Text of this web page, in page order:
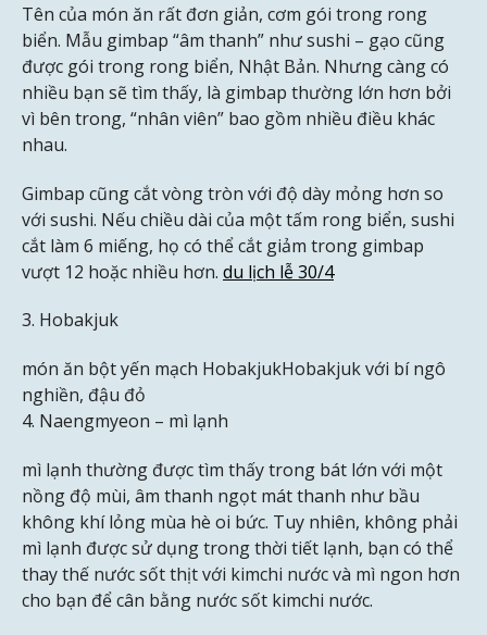
Tên của món ăn rất đơn giản, cơm gói trong rong
biển. Mẫu gimbap “âm thanh” như sushi – gạo cũng
được gói trong rong biển, Nhật Bản. Nhưng càng có
nhiều bạn sẽ tìm thấy, là gimbap thường lớn hơn bởi
vì bên trong, “nhân viên” bao gồm nhiều điều khác
nhau.
Gimbap cũng cắt vòng tròn với độ dày mỏng hơn so
với sushi. Nếu chiều dài của một tấm rong biển, sushi
cắt làm 6 miếng, họ có thể cắt giảm trong gimbap
vượt 12 hoặc nhiều hơn. du lịch lễ 30/4
3. Hobakjuk
món ăn bột yến mạch HobakjukHobakjuk với bí ngô
nghiền, đậu đỏ
4. Naengmyeon – mì lạnh
mì lạnh thường được tìm thấy trong bát lớn với một
nồng độ mùi, âm thanh ngọt mát thanh như bầu
không khí lỏng mùa hè oi bức. Tuy nhiên, không phải
mì lạnh được sử dụng trong thời tiết lạnh, bạn có thể
thay thế nước sốt thịt với kimchi nước và mì ngon hơn
cho bạn để cân bằng nước sốt kimchi nước.